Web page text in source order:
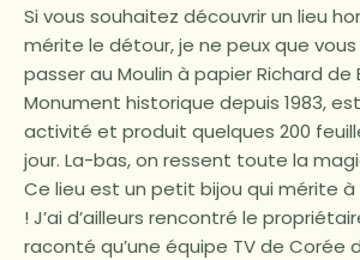
Si vous souhaitez découvrir un lieu
mérite le détour, je ne peux que
passer au Moulin à papier Richard de
Monument historique depuis 1983,
activité et produit quelques 200
jour. La-bas, on ressent toute la
Ce lieu est un petit bijou qui mérite à
! J’ai d’ailleurs rencontré le
raconté qu’une équipe TV de Corée